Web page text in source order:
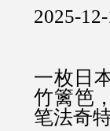
2025-
一枚日
竹篱笆
笔法奇